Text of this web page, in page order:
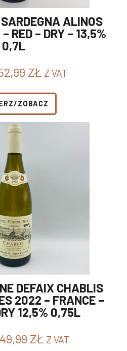
ALINOS
RED – DRY – 13,5%
0,7L
ZŁ Z VAT
ZOBACZ
DEFAIX CHABLIS
2022 – FRANCE –
12,5% 0,75L
ZŁ Z VAT